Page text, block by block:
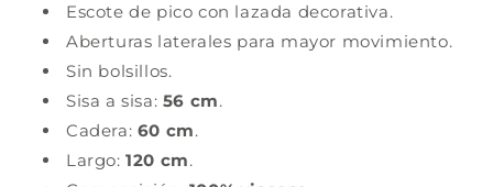
Escote de pico con lazada decorativa.
Aberturas laterales para mayor movimiento.
Sin bolsillos.
Sisa a sisa: 56 cm.
Cadera: 60 cm.
Largo:120 cm.